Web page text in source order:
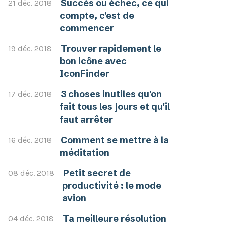
21 déc. 2018
Succès ou échec, ce qui
compte, c'est de
commencer
19 déc. 2018
Trouver rapidement le
bon icône avec
IconFinder
17 déc. 2018
3 choses inutiles qu'on
fait tous les jours et qu'il
faut arrêter
16 déc. 2018
Comment se mettre à la
méditation
08 déc. 2018
Petit secret de
productivité : le mode
avion
04 déc. 2018
Ta meilleure résolution